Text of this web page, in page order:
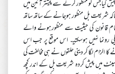
کیاجس کو منظور کرنے سے پیشتر آئین میں
شریعت بل منظور ہوجانے کے ساتھ ساتھ
عام قانون کی حیثیت سے منظورہونے والے
رونما نہیں ہوسکتیـ۔ اس موقع پر جب اس
الزام لگا کر دینی حلقوں نے ہی مخالفت کی
میں پیش کردہ شریعت بل کے اندر کچھ